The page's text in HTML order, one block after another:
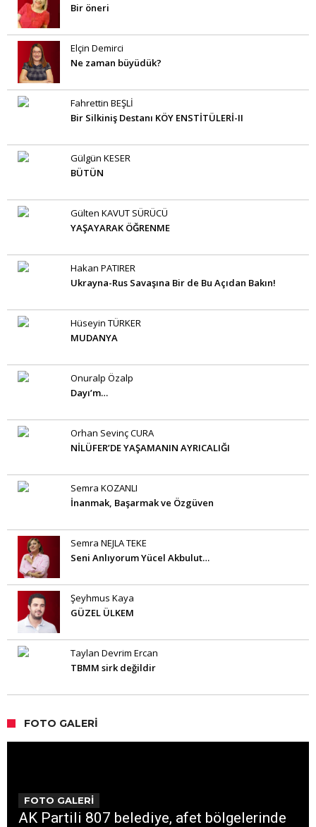
Bir öneri
Elçin Demirci
Ne zaman büyüdük?
Fahrettin BEŞLİ
Bir Silkiniş Destanı KÖY ENSTİTÜLERİ-II
Gülgün KESER
BÜTÜN
Gülten KAVUT SÜRÜCÜ
YAŞAYARAK ÖĞRENME
Hakan PATIRER
Ukrayna-Rus Savaşına Bir de Bu Açıdan Bakın!
Hüseyin TÜRKER
MUDANYA
Onuralp Özalp
Dayı’m…
Orhan Sevinç CURA
NİLÜFER’DE YAŞAMANIN AYRICALIĞI
Semra KOZANLI
İnanmak, Başarmak ve Özgüven
Semra NEJLA TEKE
Seni Anlıyorum Yücel Akbulut…
Şeyhmus Kaya
GÜZEL ÜLKEM
Taylan Devrim Ercan
TBMM sirk değildir
FOTO GALERI
FOTO GALERİ
AK Partili 807 belediye, afet bölgelerinde